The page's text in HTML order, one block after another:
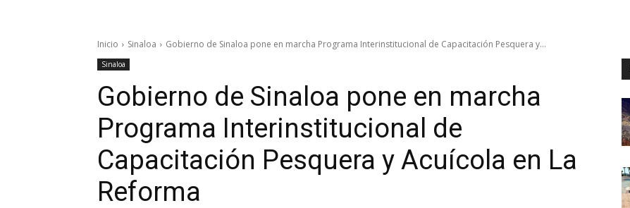
Inicio Sinaloa Gobierno de Sinaloa pone en marcha Programa Interinstitucional de Capacitación Pesquera y...
Sinaloa
Gobierno de Sinaloa pone en marcha
Programa Interinstitucional de
Capacitación Pesquera y Acuícola en La
Reforma